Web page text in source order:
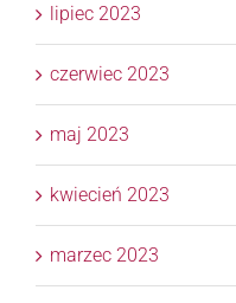
lipiec 2023
czerwiec 2023
maj 2023
kwiecień 2023
marzec 2023